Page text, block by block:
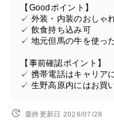
【Goodポイント】
✓ 外装・内装のおしゃ
✓ 飲食持ち込み可
✓ 地元但馬の牛を使っ
【事前確認ポイント】
✓ 携帯電話はキャリア
✓ 生野高原内にはお買
最終更新日 2026/07/28